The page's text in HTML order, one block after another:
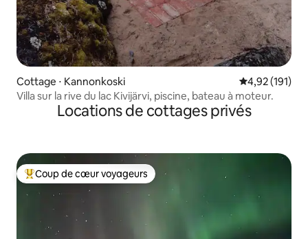
Cottage ⋅ Kannonkoski Évaluation
4,92 (191)
Villa sur la rive du lac Kivijärvi, piscine, bateau à moteur.
Locations de cottages privés
Coups de cœur voyageurs les plus appréciés
Coup de cœur voyageurs